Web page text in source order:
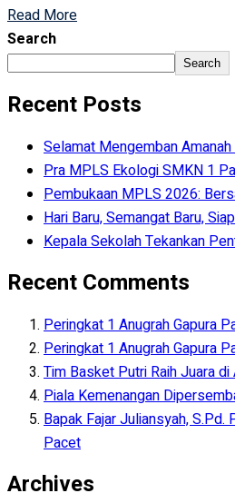
Read More
Search
Search
Recent Posts
Selamat Mengemban
Pra MPLS Ekologi SMKN 1
Pembukaan MPLS 2026:
Hari Baru, Semangat Baru,
Kepala Sekolah Tekankan
Recent Comments
Peringkat 1 Anugrah Gapura
Peringkat 1 Anugrah Gapura
Tim Basket Putri Raih Juara
Piala Kemenangan
Bapak Fajar Juliansyah,
Pacet
Archives